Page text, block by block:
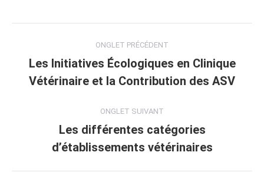
ONGLET PRÉCÉDENT
Les Initiatives Écologiques en Clinique
Vétérinaire et la Contribution des ASV
ONGLET SUIVANT
Les différentes catégories
d’établissements vétérinaires